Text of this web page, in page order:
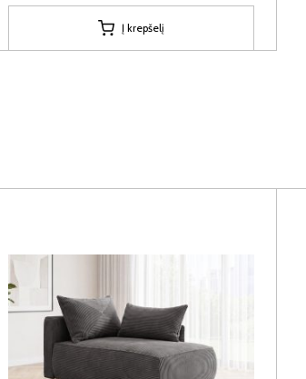
Į krepšelį